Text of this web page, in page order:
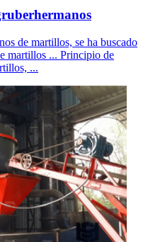
de martillos, se ha buscado
martillos ... Principio de
...